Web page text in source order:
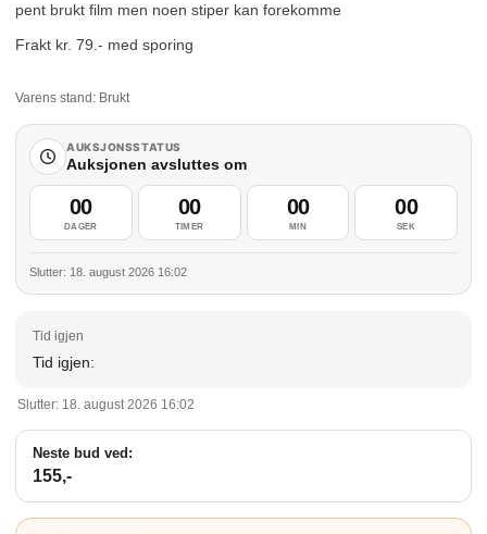
pent brukt film men noen stiper kan forekomme
Frakt kr. 79.- med sporing
Varens stand: Brukt
AUKSJONSSTATUS
Auksjonen avsluttes om
00
DAGER
00
TIMER
00
MIN
00
SEK
Slutter: 18. august 2026 16:02
Tid igjen:
Slutter: 18. august 2026 16:02
Neste bud ved:
155,-